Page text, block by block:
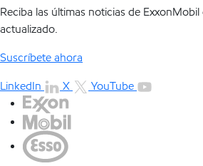
Reciba las últimas noticias de
actualizado.
Suscríbete ahora
LinkedIn
X YouTube